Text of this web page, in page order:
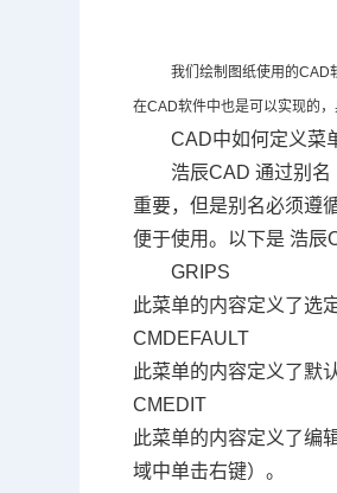
我们绘制图纸使用的CAD
在CAD软件中也是可以实现的
CAD中如何定义菜
浩辰CAD通过别名
重要，但是别名必须遵
便于使用。以下是 浩辰
GRIPS
此菜单的内容定义了选
CMDEFAULT
此菜单的内容定义了默
CMEDIT
此菜单的内容定义了编
域中单击右键）。